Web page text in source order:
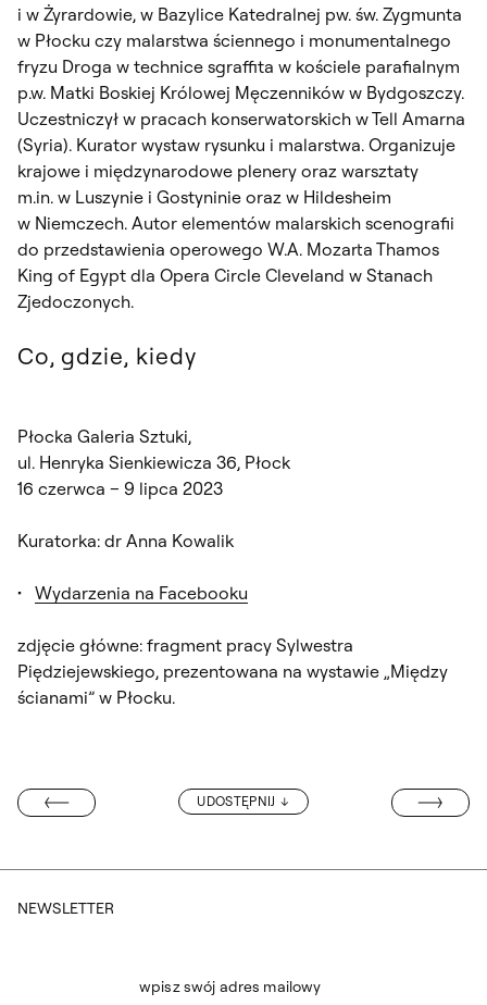
i w Żyrardowie, w Bazylice Katedralnej pw. św. Zygmunta
w Płocku czy malarstwa ściennego i monumentalnego
fryzu Droga w technice sgraffita w kościele parafialnym
p.w. Matki Boskiej Królowej Męczenników w Bydgoszczy.
Uczestniczył w pracach konserwatorskich w Tell Amarna
(Syria). Kurator wystaw rysunku i malarstwa. Organizuje
krajowe i międzynarodowe plenery oraz warsztaty
m.in. w Luszynie i Gostyninie oraz w Hildesheim
w Niemczech. Autor elementów malarskich scenografii
do przedstawienia operowego W.A. Mozarta Thamos
King of Egypt dla Opera Circle Cleveland w Stanach
Zjedoczonych.
Co, gdzie, kiedy
Płocka Galeria Sztuki,
ul. Henryka Sienkiewicza 36, Płock
16 czerwca – 9 lipca 2023
Kuratorka: dr Anna Kowalik
Wydarzenia na Facebooku
zdjęcie główne: fragment pracy Sylwestra
Piędziejewskiego, prezentowana na wystawie „Między
ścianami” w Płocku.
UDOSTĘPNIJ „KOLORYT
NEWSLETTER
wpisz swój adres mailowy